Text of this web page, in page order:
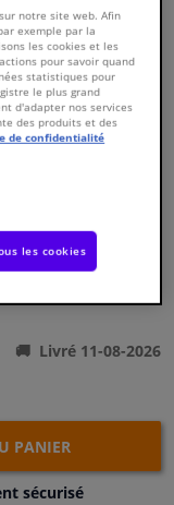
Livré 11-08-2026
PANIER
sécurisé
notre site web. Afin
exemple par la
les cookies et les
pour savoir quand
statistiques pour
le plus grand
d'adapter nos services
des produits et des
de confidentialité
les cookies